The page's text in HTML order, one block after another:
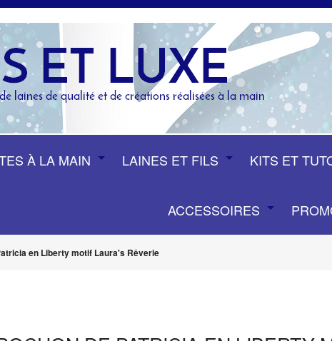
À LA MAIN LAINES ET FILS KITS ET
ACCESSOIRES
en Liberty motif Laura's Rêverie